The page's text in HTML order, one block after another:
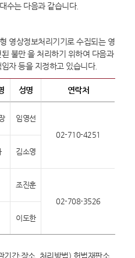
수는 다음과 같습니다.
영상정보처리기기로 수집되는 영
불만 을 처리하기 위하여 다음과
자 등을 지정하고 있습니다.
성명 연락처
임영선
02-710-4251
김소영
조진훈
02-708-3526
이도한
간·장소, 처리방법) 헌법재판소